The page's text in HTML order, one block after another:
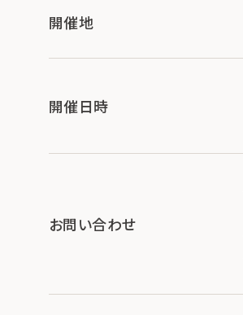
開催地
開催日時
お問い合わせ